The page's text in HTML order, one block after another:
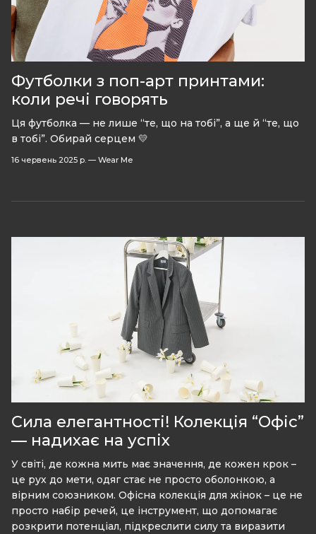
Футболки з поп-арт принтами:
коли речі говорять
Ця футболка — не лише “те, що на тобі”, а ще й “те, що
в тобі”. Обирай серцем 💛
16 червень 2025 р. — Wear Me
Сила елегантності! Колекція “Офіс”
— надихає на успіх
У світі, де кожна мить має значення, де кожен крок –
це рух до мети, одяг стає не просто оболонкою, а
вірним союзником. Офісна колекція для жінок – це не
просто набір речей, це інструмент, що допомагає
розкрити потенціал, підкреслити силу та виразити